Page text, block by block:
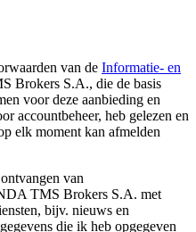
van de Informatie- en
Brokers S.A., die de basis
voor deze aanbieding en
accountbeheer, heb gelezen en
elk moment kan afmelden
van
TMS Brokers S.A. met
bijv. nieuws en
die ik heb opgegeven